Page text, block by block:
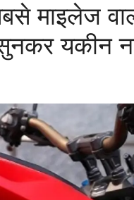
माइलेज
यकीन